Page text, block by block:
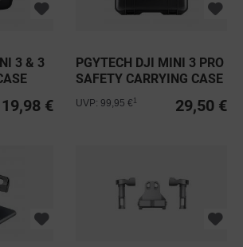
3 & 3
19,98 €
PGYTECH DJI MINI 3 PRO
SAFETY CARRYING CASE
29,50 €
UVP: 99,95 €